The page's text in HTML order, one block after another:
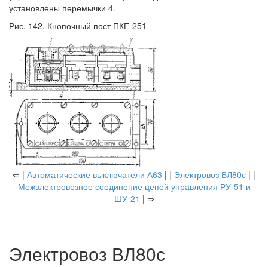
установлены перемычки 4.
Рис. 142. Кнопочный пост ПКЕ-251
⇐ | Автоматические выключатели А63 | | Электровоз ВЛ80с | |
Межэлектровозное соединение цепей управления РУ-51 и
ШУ-21 | ⇒
Электровоз ВЛ80с